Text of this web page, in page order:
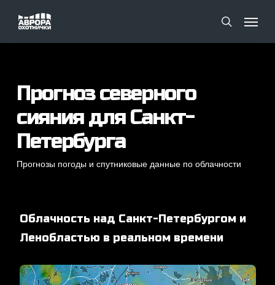
content
search
Menu
Прогноз северного
сияния для Санкт-
Петербурга
Прогнозы погоды и спутниковые данные по облачности
Облачность над Санкт-Петербургом и
Ленобластью в реальном времени